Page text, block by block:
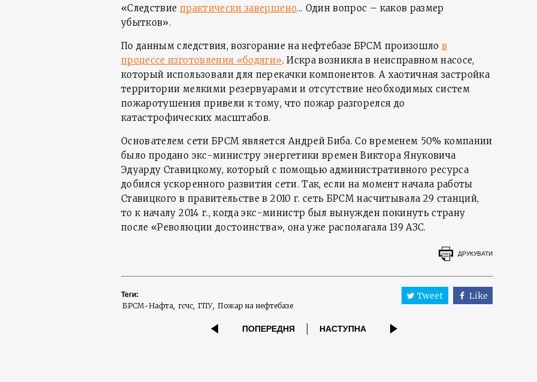
«Следствие практически завершено... Один вопрос – каков размер
убытков».
По данным следствия, возгорание на нефтебазе БРСМ произошло в
процессе изготовления «бодяги». Искра возникла в неисправном насосе,
который использовали для перекачки компонентов. А хаотичная застройка
территории мелкими резервуарами и отсутствие необходимых систем
пожаротушения привели к тому, что пожар разгорелся до
катастрофических масштабов.
Основателем сети БРСМ является Андрей Биба. Со временем 50% компании
было продано экс-министру энергетики времен Виктора Януковича
Эдуарду Ставицкому, который с помощью административного ресурса
добился ускоренного развития сети. Так, если на момент начала работы
Ставицкого в правительстве в 2010 г. сеть БРСМ насчитывала 29 станций,
то к началу 2014 г., когда экс-министр был вынужден покинуть страну
после «Революции достоинства», она уже располагала 139 АЗС.
ДРУКУВАТИ
Теги:
БРСМ-Нафта гсчс ГПУ Пожар на нефтебазе
Tweet Like
ПОПЕРЕДНЯ НАСТУПНА